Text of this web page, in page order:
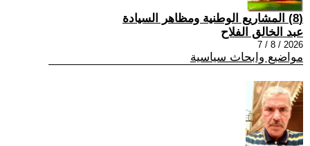
(8) المشاريع الوطنية ومظاهر السيادة
عبد الخالق الفلاح
2026 / 8 / 7
مواضيع وابحاث سياسية